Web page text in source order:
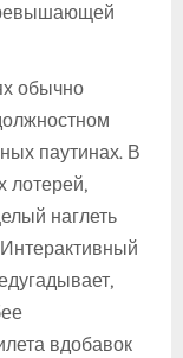
обычно
паутинах. В
лотерей,
наглеть
вдобавок